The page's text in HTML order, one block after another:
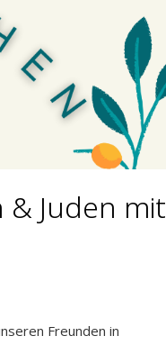
Juden mit
Freunden in